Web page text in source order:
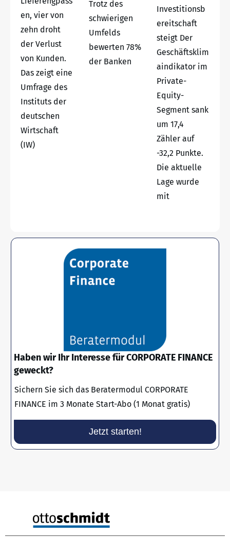
en, vier von
zehn droht
der Verlust
von Kunden.
Das zeigt eine
Umfrage des
Instituts der
deutschen
Wirtschaft
(IW)
Trotz des
schwierigen
Umfelds
bewerten 78%
der Banken
Investitionsb
ereitschaft
steigt Der
Geschäftsklim
aindikator im
Private-
Equity-
Segment sank
um 17,4
Zähler auf
-32,2 Punkte.
Die aktuelle
Lage wurde
mit
Haben wir Ihr Interesse für CORPORATE FINANCE
geweckt?
Sichern Sie sich das Beratermodul CORPORATE
FINANCE im 3 Monate Start-Abo (1 Monat gratis)
Jetzt starten!